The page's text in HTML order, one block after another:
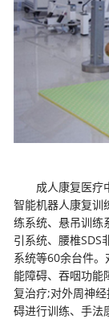
成人康复医疗中
智能机器人康复训
练系统、悬吊训练
引系统、腰椎SDS
系统等60余台件
能障碍、吞咽功能
复治疗;对外周神
碍进行训练、手法